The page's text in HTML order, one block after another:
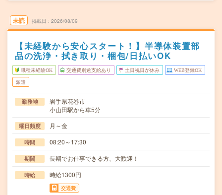
未読 掲載日 2026/08/09
【未経験から安心スタート！】半導体装置部
品の洗浄・拭き取り・梱包/日払いOK
職種未経験OK 交通費別途支給あり 土日祝日が休み WEB登録OK
派遣
勤務地
岩手県花巻市
小山田駅から車5分
曜日頻度 月～金
時間 08:20～17:30
期間 長期でお仕事できる方、大歓迎！
時給 時給1300円
交通費